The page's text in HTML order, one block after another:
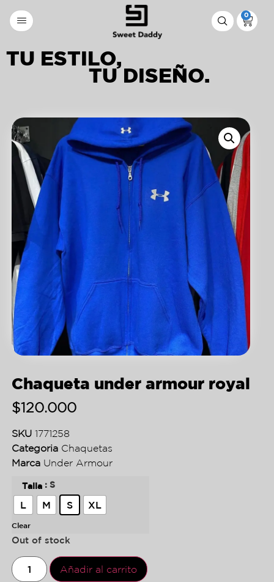
0
TU ESTILO,
TU DISEÑO.
Chaqueta under armour royal
$120.000
SKU 1771258
Categoria Chaquetas
Marca Under Armour
Talla : S
L M S XL
Clear
Out of stock
Añadir al carrito